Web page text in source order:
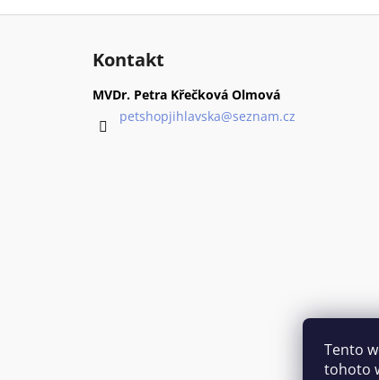
Tento
tohoto
Z
Kontakt
MVDr. Petra Křečková Olmová
petshopjihlavska@seznam.cz